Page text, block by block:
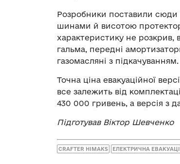
Розробники поставили
шинами й висотою
характеристику не розкрив,
гальма, передні
газомасляні з підкачуванням.
Точна ціна евакуаційної
все залежить від
430 000 гривень, а версія з
Підготував Віктор Шевченко
CRAFTER HIMAKS ЕЛЕКТРИЧНА